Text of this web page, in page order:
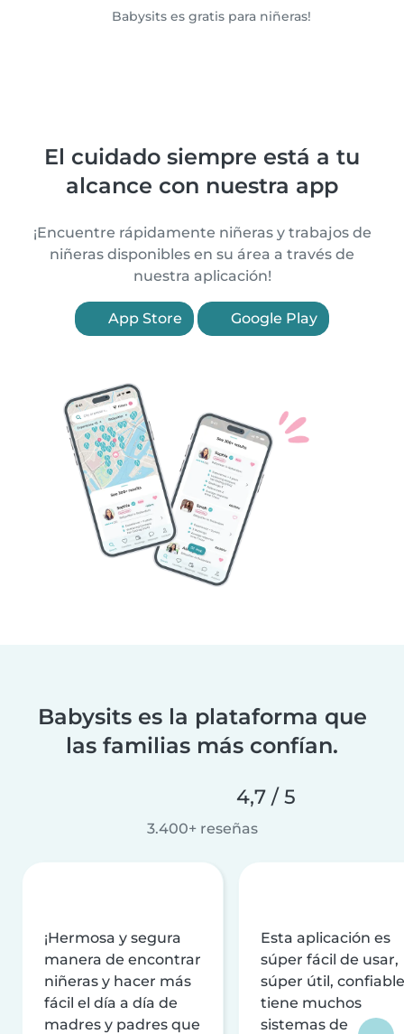
Babysits es gratis para niñeras!
El cuidado siempre está a tu
alcance con nuestra app
¡Encuentre rápidamente niñeras y trabajos de
niñeras disponibles en su área a través de
nuestra aplicación!
App Store Google Play
Babysits es la plataforma que
las familias más confían.
4,7 / 5
3.400+ reseñas
¡Hermosa y segura
manera de encontrar
niñeras y hacer más
fácil el día a día de
madres y padres que
Esta aplicación es
súper fácil de usar,
súper útil,
tiene muchos
sistemas de